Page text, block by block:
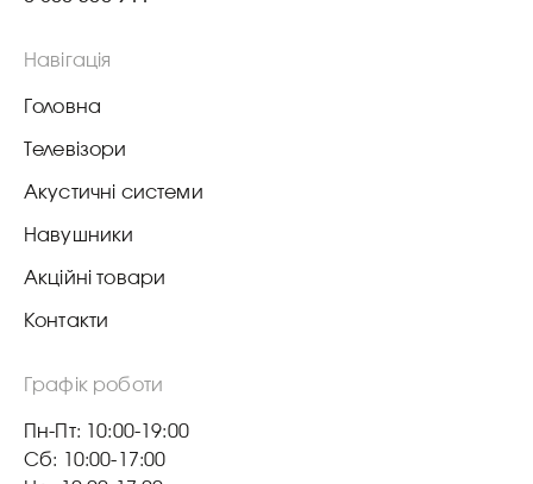
Навігація
Головна
Телевізори
Акустичні системи
Навушники
Акційні товари
Контакти
Графік роботи
Пн-Пт: 10:00-19:00
Сб: 10:00-17:00